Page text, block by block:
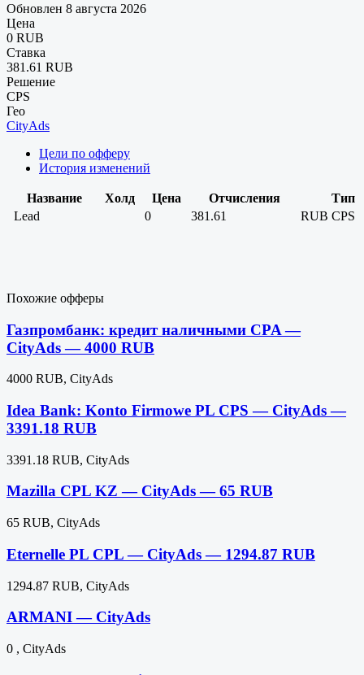
Обновлен 8 августа 2026
Цена
0 RUB
Ставка
381.61 RUB
Решение
CPS
Гео
CityAds
Цели по офферу
История изменений
Название Холд Цена Отчисления
Тип
Lead
0 381.61 RUB CPS
Похожие офферы
Газпромбанк: кредит наличными CPA —
CityAds — 4000 RUB
4000 RUB, CityAds
Idea Bank: Konto Firmowe PL CPS — CityAds —
3391.18 RUB
3391.18 RUB, CityAds
Mazilla CPL KZ — CityAds — 65 RUB
65 RUB, CityAds
Eternelle PL CPL — CityAds — 1294.87 RUB
1294.87 RUB, CityAds
ARMANI — CityAds
0 , CityAds